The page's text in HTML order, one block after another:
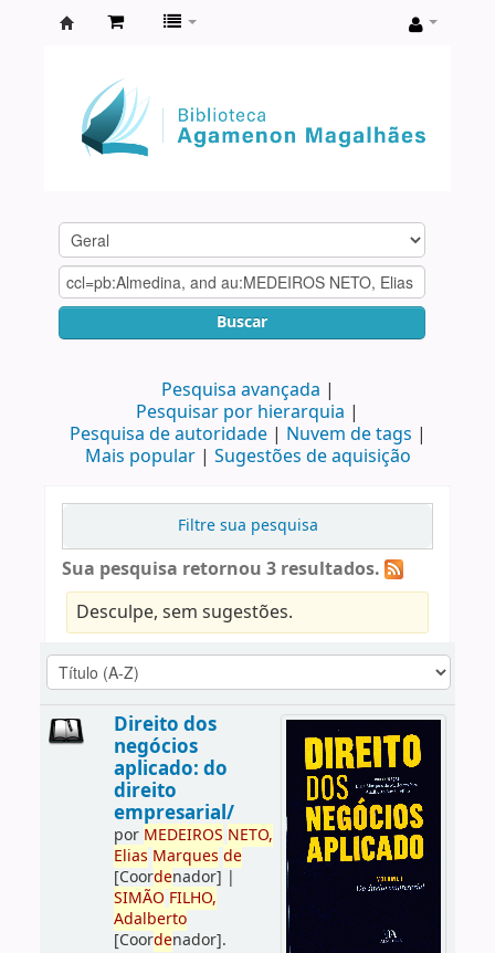
Agamenon
Magalhães
Buscar
Pesquisa avançada
Pesquisar por hierarquia
Pesquisa de autoridade
Nuvem de tags
Mais popular
Sugestões de aquisição
Filtre sua pesquisa
Sua pesquisa retornou 3 resultados.
Desculpe, sem sugestões.
Direito dos
negócios
aplicado: do
direito
empresarial/
por MEDEIROS NETO,
Elias Marques de
[Coordenador] |
SIMÃO FILHO,
Adalberto
[Coordenador].